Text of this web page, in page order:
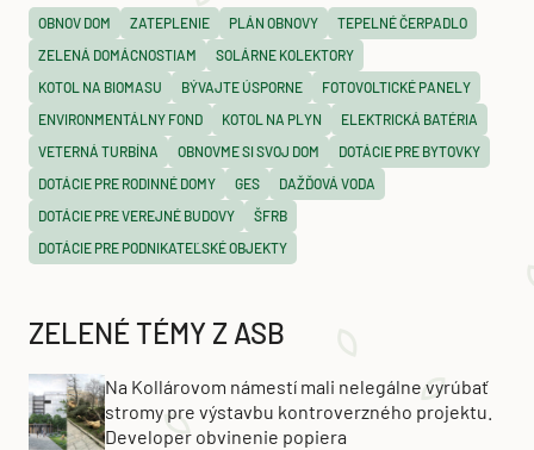
OBNOV DOM ZATEPLENIE PLÁN OBNOVY
TEPELNÉ ČERPADLO
ZELENÁ DOMÁCNOSTIAM
SOLÁRNE KOLEKTORY
KOTOL NA BIOMASU
BÝVAJTE ÚSPORNE
FOTOVOLTICKÉ PANELY
ENVIRONMENTÁLNY FOND
KOTOL NA PLYN
ELEKTRICKÁ BATÉRIA
VETERNÁ TURBÍNA
OBNOVME SI SVOJ DOM
DOTÁCIE PRE BYTOVKY
DOTÁCIE PRE RODINNÉ DOMY
GES
DAŽĎOVÁ VODA
DOTÁCIE PRE VEREJNÉ BUDOVY
ŠFRB
DOTÁCIE PRE PODNIKATEĽSKÉ OBJEKTY
ZELENÉ TÉMY Z ASB
Na Kollárovom námestí mali nelegálne vyrúbať
stromy pre výstavbu kontroverzného projektu.
Developer obvinenie popiera